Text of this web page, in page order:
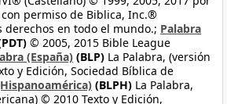
permiso de Biblica, Inc.®
derechos en todo el mundo.; Palabra
© 2005, 2015 Bible League
(España) (BLP) La Palabra, (versión
y Edición, Sociedad Bíblica de
(BLPH) La Palabra,
© 2010 Texto y Edición,